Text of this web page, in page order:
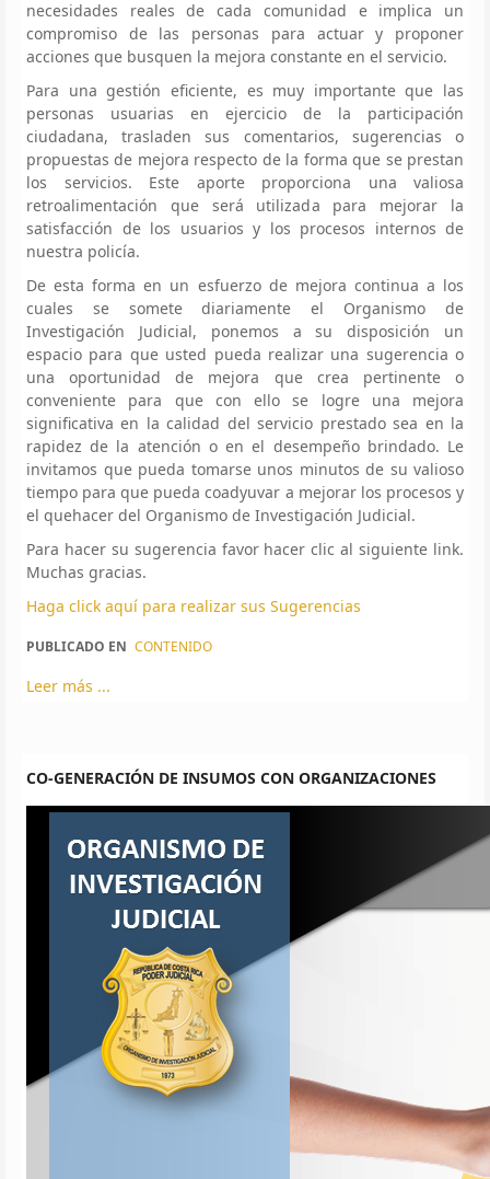
necesidades reales de cada comunidad e implica un
compromiso de las personas para actuar y proponer
acciones que busquen la mejora constante en el servicio.
Para una gestión eficiente, es muy importante que las
personas usuarias en ejercicio de la participación
ciudadana, trasladen sus comentarios, sugerencias o
propuestas de mejora respecto de la forma que se prestan
los servicios. Este aporte proporciona una valiosa
retroalimentación que será utilizada para mejorar la
satisfacción de los usuarios y los procesos internos de
nuestra policía.
De esta forma en un esfuerzo de mejora continua a los
cuales se somete diariamente el Organismo de
Investigación Judicial, ponemos a su disposición un
espacio para que usted pueda realizar una sugerencia o
una oportunidad de mejora que crea pertinente o
conveniente para que con ello se logre una mejora
significativa en la calidad del servicio prestado sea en la
rapidez de la atención o en el desempeño brindado. Le
invitamos que pueda tomarse unos minutos de su valioso
tiempo para que pueda coadyuvar a mejorar los procesos y
el quehacer del Organismo de Investigación Judicial.
Para hacer su sugerencia favor hacer clic al siguiente link.
Muchas gracias.
Haga click aquí para realizar sus Sugerencias
PUBLICADO EN CONTENIDO
Leer más ...
CO-GENERACIÓN DE INSUMOS CON ORGANIZACIONES